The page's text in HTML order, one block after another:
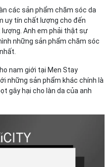
các sản phẩm chăm sóc da
uy tín chất lượng cho đến
Anh em phải thật sự
những sản phẩm chăm sóc
nam giới tại Men Stay
những sản phẩm khác chính là
gây hại cho làn da của anh